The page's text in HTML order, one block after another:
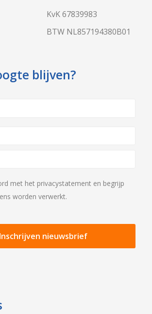
KvK 67839983
BTW NL857194380B01
blijven?
*
met het privacystatement en begrijp
worden verwerkt.